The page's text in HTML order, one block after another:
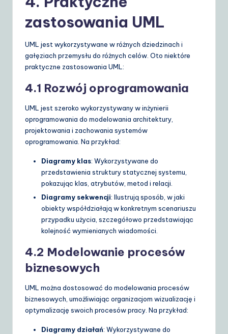
zastosowania UML
UML jest wykorzystywane w różnych dziedzinach i
gałęziach przemysłu do różnych celów. Oto niektóre
praktyczne zastosowania UML:
4.1 Rozwój oprogramowania
UML jest szeroko wykorzystywany w inżynierii
oprogramowania do modelowania architektury,
projektowania i zachowania systemów
oprogramowania. Na przykład:
Diagramy klas: Wykorzystywane do
przedstawienia struktury statycznej systemu,
pokazując klas, atrybutów, metod i relacji.
Diagramy sekwencji: Ilustrują sposób, w jaki
obiekty współdziałają w konkretnym scenariuszu
przypadku użycia, szczegółowo przedstawiając
kolejność wymienianych wiadomości.
4.2 Modelowanie procesów
biznesowych
UML można dostosować do modelowania procesów
biznesowych, umożliwiając organizacjom wizualizację i
optymalizację swoich procesów pracy. Na przykład:
Diagramy działań: Wykorzystywane do